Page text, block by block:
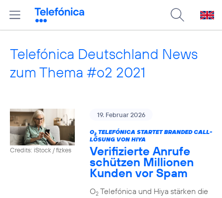
Telefónica Deutschland News
zum Thema #o2 2021
Credits: iStock / fizkes
19. Februar 2026
O2TELEFÓNICA STARTET BRANDED CALL-
LÖSUNG VON HIYA
Verifizierte Anrufe
schützen Millionen
Kunden vor Spam
O2Telefónica und Hiya stärken die